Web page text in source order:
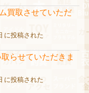
買取させていただ
に投稿された
らせていただきま
に投稿された